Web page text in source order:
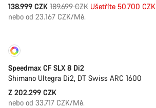
138.999 CZK Původní
cena
189.699 CZK Ušetříte 50.700 CZK
nebo od 23.167 CZK/Mě.
Speedmax CF SLX 8 Di2
Shimano Ultegra Di2, DT Swiss ARC 1600
Z 202.299 CZK
nebo od 33.717 CZK/Mě.